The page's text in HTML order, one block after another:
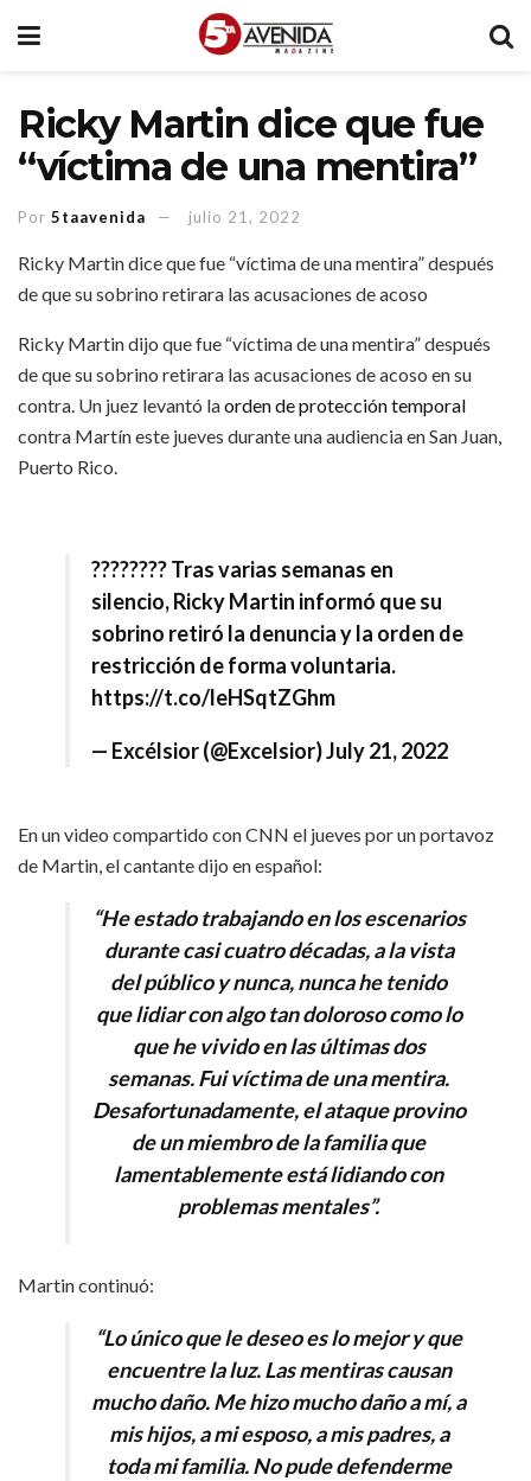
Ricky Martin dice que fue
“víctima de una mentira”
Por 5taavenida julio 21, 2022
Ricky Martin dice que fue “víctima de una mentira” después
de que su sobrino retirara las acusaciones de acoso
Ricky Martin dijo que fue “víctima de una mentira” después
de que su sobrino retirara las acusaciones de acoso en su
contra. Un juez levantó laorden de protección temporal
contra Martín este jueves durante una audiencia en San Juan,
Puerto Rico.
???????? Tras varias semanas en
silencio, Ricky Martin informó que su
sobrino retiró la denuncia y la orden de
restricción de forma voluntaria.
https://t.co/leHSqtZGhm
— Excélsior (@Excelsior)July 21, 2022
En un video compartido con CNN el jueves por un portavoz
de Martin, el cantante dijo en español:
“He estado trabajando en los escenarios
durante casi cuatro décadas, a la vista
del público y nunca, nunca he tenido
que lidiar con algo tan doloroso como lo
que he vivido en las últimas dos
semanas. Fui víctima de una mentira.
Desafortunadamente, el ataque provino
de un miembro de la familia que
lamentablemente está lidiando con
problemas mentales”.
Martin continuó:
“Lo único que le deseo es lo mejor y que
encuentre la luz. Las mentiras causan
mucho daño. Me hizo mucho daño a mí, a
mis hijos, a mi esposo, a mis padres, a
toda mi familia. No pude defenderme